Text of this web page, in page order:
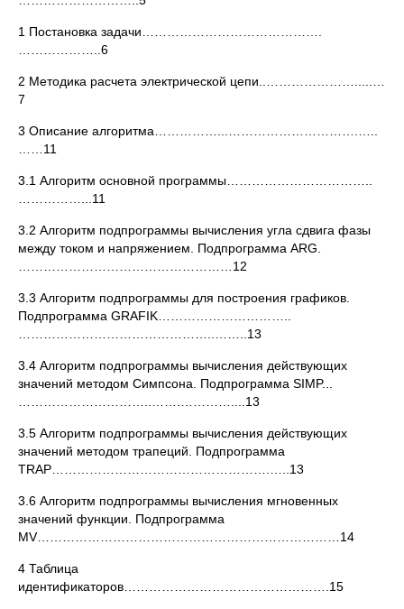
1 Постановка задачи…………………………………….
………………..6
2 Методика расчета электрической цепи..………………….....…
7
3 Описание алгоритма……………...………………………….…..
……11
3.1 Алгоритм основной программы……………………………..
……………...11
3.2 Алгоритм подпрограммы вычисления угла сдвига фазы
между током и напряжением. Подпрограмма ARG.
……………………………………………12
3.3 Алгоритм подпрограммы для построения графиков.
Подпрограмма GRAFIK…………………………..
………………………………………..……..13
3.4 Алгоритм подпрограммы вычисления действующих
значений методом Симпсона. Подпрограмма SIMP...
…………………………..…….…………....13
3.5 Алгоритм подпрограммы вычисления действующих
значений методом трапеций. Подпрограмма
TRAP…………………………………………….…..13
3.6 Алгоритм подпрограммы вычисления мгновенных
значений функции. Подпрограмма
MV………………………………………………………………14
4 Таблица
идентификаторов………………………………………….15